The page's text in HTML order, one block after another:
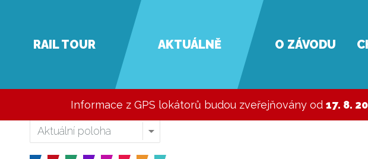
RAIL TOUR AKTUÁLNĚ O ZÁVODU
Informace z GPS lokátorů budou zveřejňovány od 17. 8.